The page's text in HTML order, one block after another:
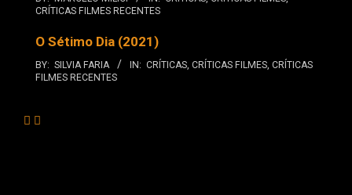
CRÍTICAS FILMES RECENTES
O Sétimo Dia (2021)
BY: SILVIA FARIA IN: CRÍTICAS, CRÍTICAS FILMES, CRÍTICAS
FILMES RECENTES